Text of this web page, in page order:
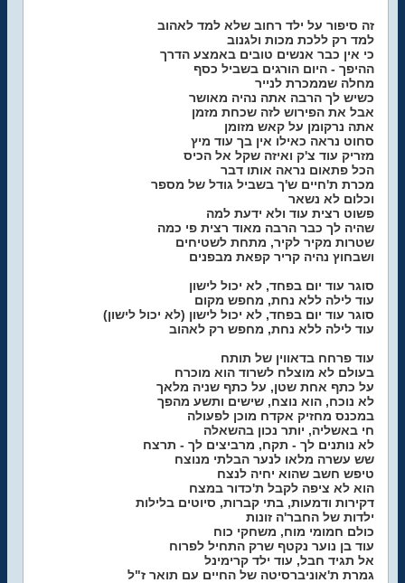
זה סיפור על ילד רחוב שלא למד לאהוב
למד רק ללכת מכות ולגנוב
כי אין כבר אנשים טובים באמצע הדרך
ההיפך - היום הורגים בשביל כסף
מחלה שממכרת לנייר
כשיש לך הרבה אתה נהיה מאושר
אבל את הפירוש לזה שכחת מזמן
אתה נרקומן על קאש מזומן
סחוט נראה כאילו אין בך עוד מיץ
מזריק עוד צ'ק ואיזה שקל אל הכיס
הכל פתאום נראה אותו דבר
מכרת ת'חיים ש'ך בשביל גודל של מספר
וכלום לא נשאר
פשוט רצית עוד ולא ידעת למה
שהיה לך כבר הרבה מאוד רצית פי כמה
שטרות מקיר לקיר, מתחת לשטיחים
ושבחוץ נהיה קריר קפאת מבפנים
סוגר עוד יום בפחד, לא יכול לישון
עוד לילה ללא נחת, מחפש מקום
סוגר עוד יום בפחד, לא יכול לישון (לא יכול לישון)
עוד לילה ללא נחת, מחפש רק לאהוב
עוד פרחח בדאווין של תותח
בעולם לא מוצלח לשרוד הוא מוכרח
על כתף אחת שטן, על כתף שניה מלאך
לא נוכח, הוא נוצח, שישים ותשע מהפך
במכנס מחזיק אקדח מוכן לפעולה
חי באשליה, יותר נכון בהשאלה
לא נותנים לך - תקח, מרביצים לך - תרצח
שש עשרה מלאו לנער הבלתי מנוצח
טיפש חשב שהוא יחיה לנצח
הוא לא ציפה לקבל ת'כדור במצח
דקירות ודמעות, בתי קברות, סיוטים בלילות
ילדות של החבר'ה זונות
כולם חמומי מוח, משחקי כוח
עוד בן נוער נקטף שרק התחיל לפרוח
אל תגיד חבל, עוד ילד קרימינל
גמרת ת'אוניברסיטה של החיים עם תואר ז"ל